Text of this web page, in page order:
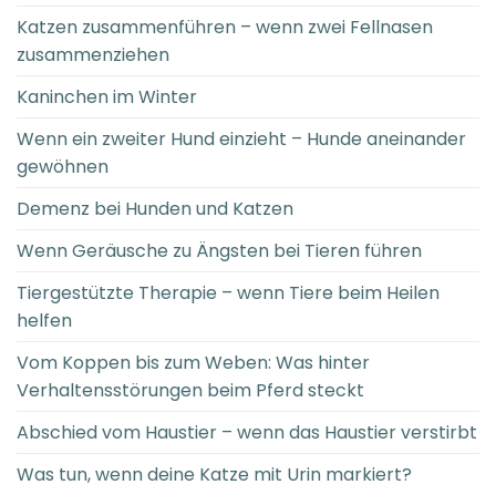
Katzen zusammenführen – wenn zwei Fellnasen
zusammenziehen
Kaninchen im Winter
Wenn ein zweiter Hund einzieht – Hunde aneinander
gewöhnen
Demenz bei Hunden und Katzen
Wenn Geräusche zu Ängsten bei Tieren führen
Tiergestützte Therapie – wenn Tiere beim Heilen
helfen
Vom Koppen bis zum Weben: Was hinter
Verhaltensstörungen beim Pferd steckt
Abschied vom Haustier – wenn das Haustier verstirbt
Was tun, wenn deine Katze mit Urin markiert?